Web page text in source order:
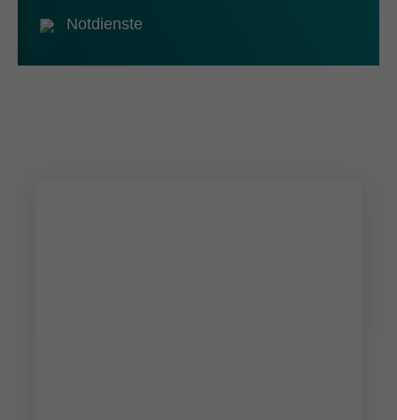
Notdienste